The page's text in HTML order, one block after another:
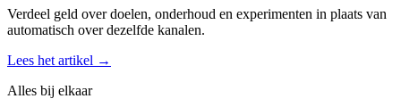
Verdeel geld over doelen, onderhoud en experimenten in plaats van
automatisch over dezelfde kanalen.
Lees het artikel →
Alles bij elkaar